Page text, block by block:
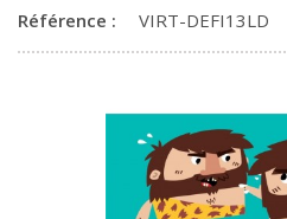
Référence : VIRT-DEFI13LD